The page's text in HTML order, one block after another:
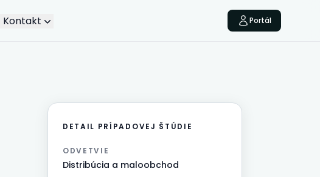
Kontakt Portál
DETAIL PRÍPADOVEJ ŠTÚDIE
ODVETVIE
Distribúcia a maloobchod